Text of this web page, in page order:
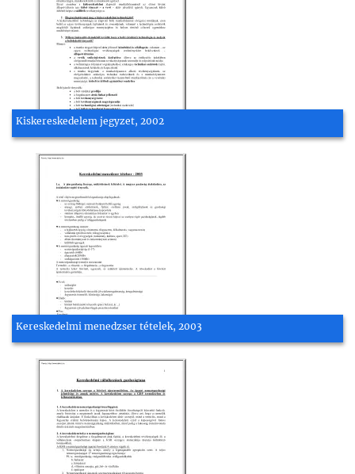
Kiskereskedelem jegyzet, 2002
Kereskedelmi menedzser tételek, 2003